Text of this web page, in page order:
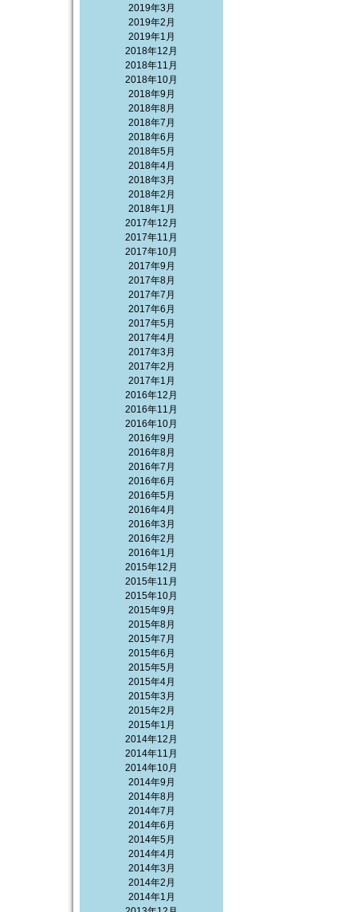
2019年3月
2019年2月
2019年1月
2018年12月
2018年11月
2018年10月
2018年9月
2018年8月
2018年7月
2018年6月
2018年5月
2018年4月
2018年3月
2018年2月
2018年1月
2017年12月
2017年11月
2017年10月
2017年9月
2017年8月
2017年7月
2017年6月
2017年5月
2017年4月
2017年3月
2017年2月
2017年1月
2016年12月
2016年11月
2016年10月
2016年9月
2016年8月
2016年7月
2016年6月
2016年5月
2016年4月
2016年3月
2016年2月
2016年1月
2015年12月
2015年11月
2015年10月
2015年9月
2015年8月
2015年7月
2015年6月
2015年5月
2015年4月
2015年3月
2015年2月
2015年1月
2014年12月
2014年11月
2014年10月
2014年9月
2014年8月
2014年7月
2014年6月
2014年5月
2014年4月
2014年3月
2014年2月
2014年1月